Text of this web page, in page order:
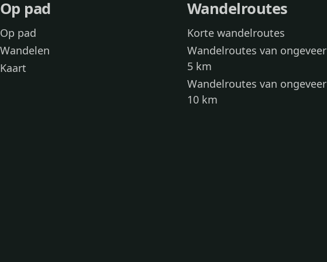
Op pad
Op pad
Wandelen
Kaart
Wandelroutes
Korte wandelroutes
Wandelroutes van ongeveer
5 km
Wandelroutes van ongeveer
10 km